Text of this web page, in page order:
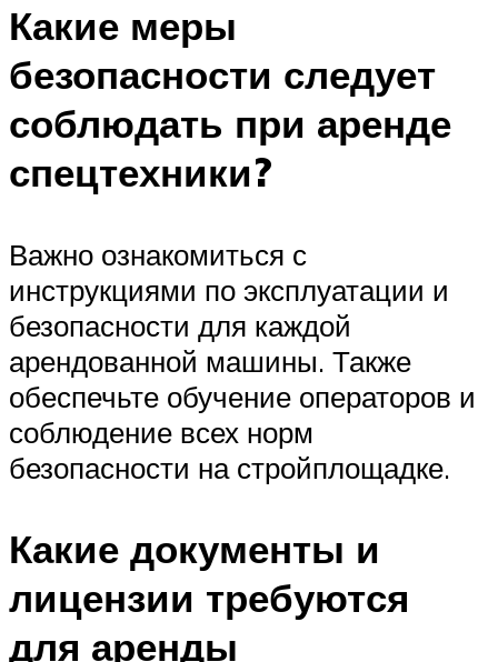
Какие меры
безопасности следует
соблюдать при аренде
спецтехники?
Важно ознакомиться с
инструкциями по эксплуатации и
безопасности для каждой
арендованной машины. Также
обеспечьте обучение операторов и
соблюдение всех норм
безопасности на стройплощадке.
Какие документы и
лицензии требуются
для аренды